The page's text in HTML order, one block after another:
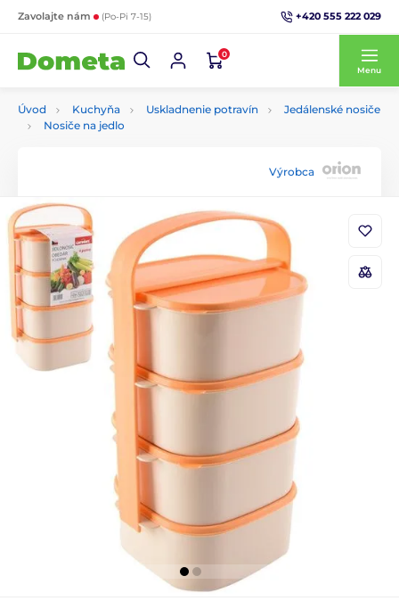
Zavolajte nám (Po-Pi 7-15) +420 555 222 029
0
Menu
Úvod Kuchyňa Uskladnenie potravín
Jedálenské nosiče
Nosiče na jedlo
Výrobca